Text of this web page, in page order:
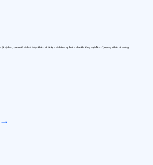
dịch vụ tạo mô hình AI được thiết kế để tạo hình ảnh quần áo cho thương mại điện tử, mạng xã hội và quảng